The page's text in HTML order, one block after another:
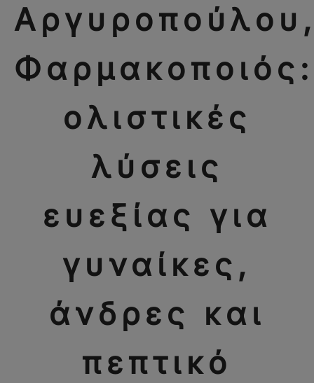
Φαρμακοποιός:
ολιστικές
λύσεις
ευεξίας για
γυναίκες,
άνδρες και
πεπτικό